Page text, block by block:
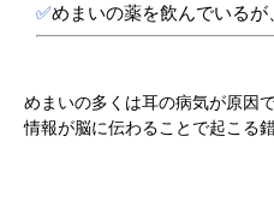
✅めまいの薬を飲んでいる
めまいの多くは耳の病気が原因
情報が脳に伝わることで起こる